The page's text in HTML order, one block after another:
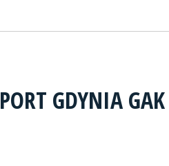
PORT GDYNIA GAK